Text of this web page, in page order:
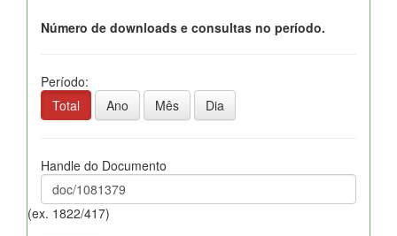
Número de downloads e consultas no período.
Período:
Total
Ano Mês Dia
Handle do Documento
(ex. 1822/417)